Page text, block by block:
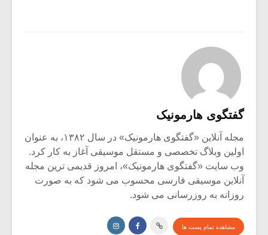
گفتگوی هارمونیک
مجله آنلاین «گفتگوی هارمونیک» در سال ۱۳۸۲، به عنوان
اولین وبلاگ تخصصی و مستقل موسیقی آغاز به کار کرد.
وب سایت «گفتگوی هارمونیک»، امروز قدیمی ترین مجله
آنلاین موسیقی فارسی محسوب می شود که به صورت
روزانه به روزرسانی می شود.
مشاهده تمام پست ها